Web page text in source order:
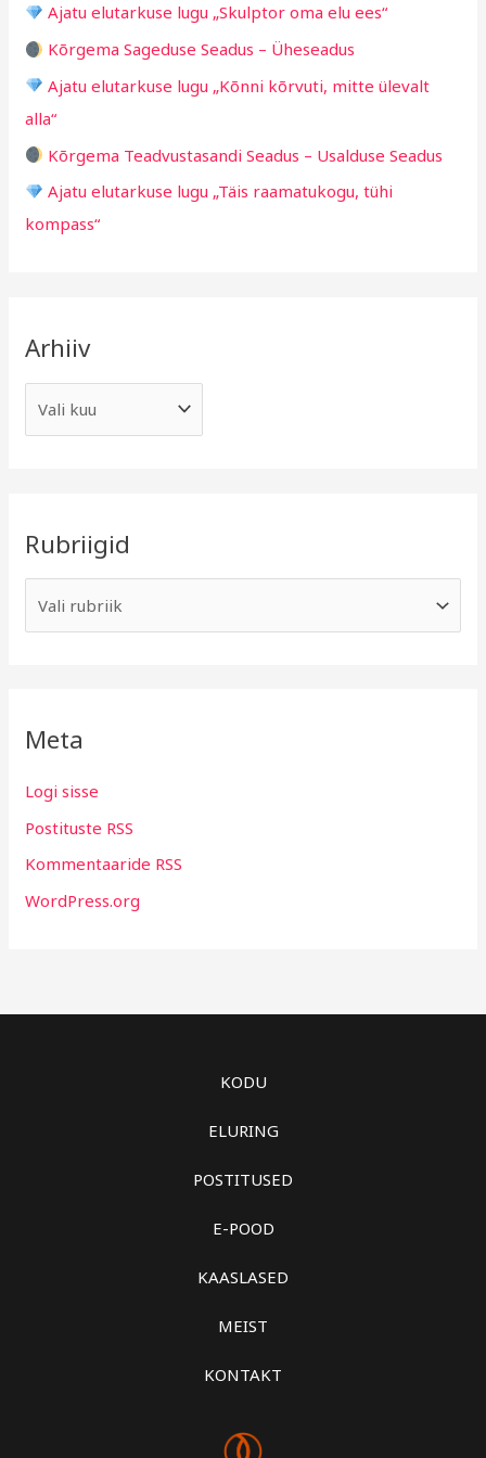
o
r
:
Ajatu elutarkuse lugu „Skulptor oma elu ees“
Kõrgema Sageduse Seadus – Üheseadus
Ajatu elutarkuse lugu „Kõnni kõrvuti, mitte ülevalt
alla“
Kõrgema Teadvustasandi Seadus – Usalduse Seadus
Ajatu elutarkuse lugu „Täis raamatukogu, tühi
kompass“
Arhiiv
Rubriigid
i
d
Meta
Logi sisse
Postituste RSS
Kommentaaride RSS
WordPress.org
KODU
ELURING
POSTITUSED
E-POOD
KAASLASED
MEIST
KONTAKT